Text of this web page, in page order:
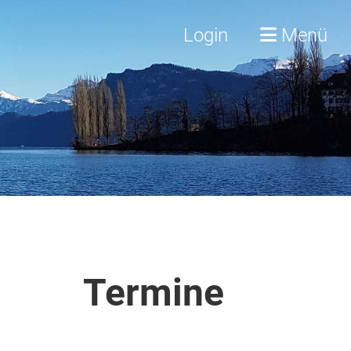
Login Menü
Termine